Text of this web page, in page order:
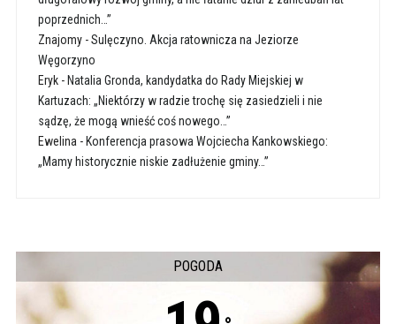
poprzednich…”
Znajomy-Sulęczyno. Akcja ratownicza na Jeziorze
Węgorzyno
Eryk- Natalia Gronda, kandydatka do Rady Miejskiej w
Kartuzach: „Niektórzy w radzie trochę się zasiedzieli i nie
sądzę, że mogą wnieść coś nowego…”
Ewelina - Konferencja prasowa Wojciecha Kankowskiego:
„Mamy historycznie niskie zadłużenie gminy…”
POGODA